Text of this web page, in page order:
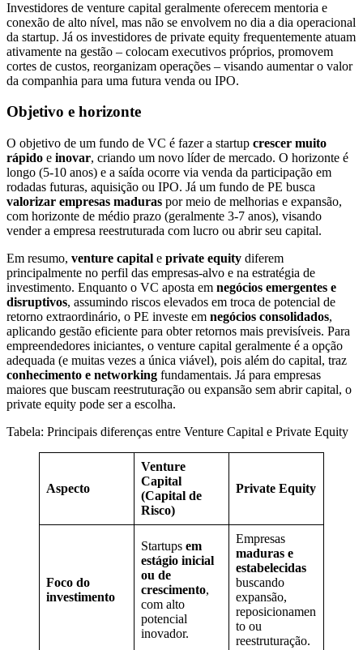
Investidores de venture capital geralmente oferecem mentoria e
conexão de alto nível, mas não se envolvem no dia a dia operacional
da startup. Já os investidores de private equity frequentemente atuam
ativamente na gestão – colocam executivos próprios, promovem
cortes de custos, reorganizam operações – visando aumentar o valor
da companhia para uma futura venda ou IPO.
Objetivo e horizonte
O objetivo de um fundo de VC é fazer a startup crescer muito
rápido e inovar, criando um novo líder de mercado. O horizonte é
longo (5-10 anos) e a saída ocorre via venda da participação em
rodadas futuras, aquisição ou IPO. Já um fundo de PE busca
valorizar empresas maduras por meio de melhorias e expansão,
com horizonte de médio prazo (geralmente 3-7 anos), visando
vender a empresa reestruturada com lucro ou abrir seu capital.
Em resumo, venture capital e private equity diferem
principalmente no perfil das empresas-alvo e na estratégia de
investimento. Enquanto o VC aposta em negócios emergentes e
disruptivos, assumindo riscos elevados em troca de potencial de
retorno extraordinário, o PE investe em negócios consolidados,
aplicando gestão eficiente para obter retornos mais previsíveis. Para
empreendedores iniciantes, o venture capital geralmente é a opção
adequada (e muitas vezes a única viável), pois além do capital, traz
conhecimento e networking fundamentais. Já para empresas
maiores que buscam reestruturação ou expansão sem abrir capital, o
private equity pode ser a escolha.
Tabela: Principais diferenças entre Venture Capital e Private Equity
Aspecto
Venture
Capital
(Capital de
Risco)
Private Equity
Foco do
investimento
Startups em
estágio inicial
ou de
crescimento,
com alto
potencial
inovador.
Empresas
maduras e
estabelecidas
buscando
expansão,
reposicionamen
to ou
reestruturação.